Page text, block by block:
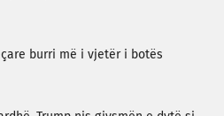
burri më i vjetër i botës